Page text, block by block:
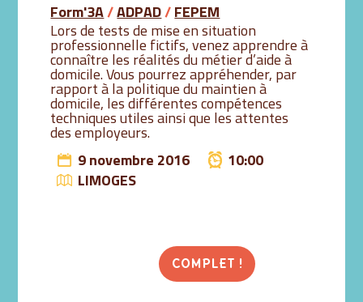
Form'3A/ADPAD/FEPEM
Lors de tests de mise en situation
professionnelle fictifs, venez apprendre à
connaître les réalités du métier d’aide à
domicile. Vous pourrez appréhender, par
rapport à la politique du maintien à
domicile, les différentes compétences
techniques utiles ainsi que les attentes
des employeurs.
9 novembre 2016
10:00
LIMOGES
COMPLET !